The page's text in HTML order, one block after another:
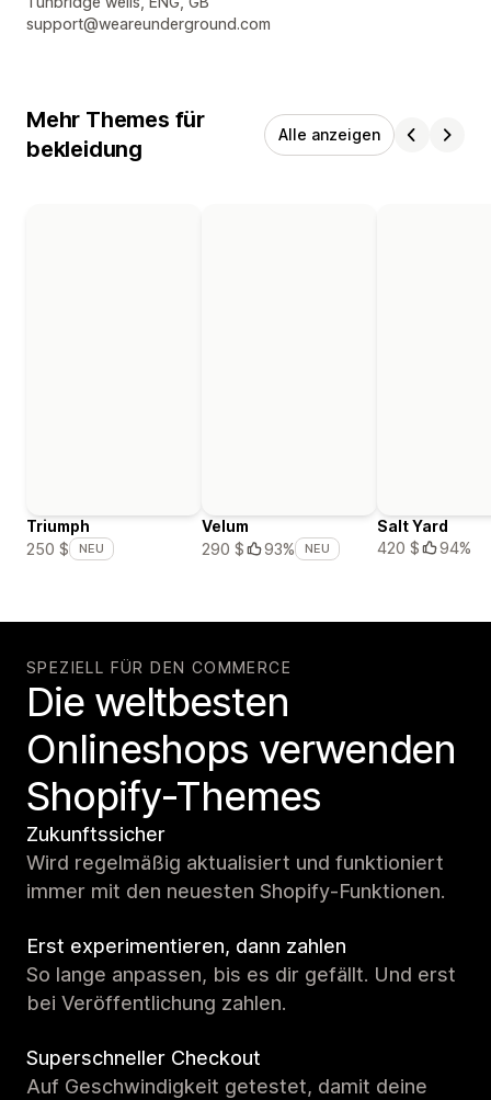
support@weareunderground.com
Mehr Themes für
bekleidung
Alle anzeigen
Triumph
250 $
NEU
Velum
290 $
93% NEU
Salt Yard
420 $
94%
SPEZIELL FÜR DEN COMMERCE
Die weltbesten
Onlineshops verwenden
Shopify-Themes
Zukunftssicher
Wird regelmäßig aktualisiert und funktioniert
immer mit den neuesten Shopify-Funktionen.
Erst experimentieren, dann zahlen
So lange anpassen, bis es dir gefällt. Und erst
bei Veröffentlichung zahlen.
Superschneller Checkout
Auf Geschwindigkeit getestet, damit deine